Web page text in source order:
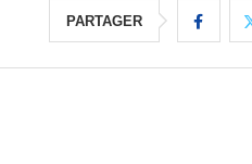
PARTAGER